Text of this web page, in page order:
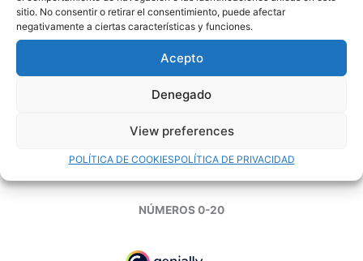
sitio. No consentir o retirar el consentimiento, puede afectar
negativamente a ciertas características y funciones.
Acepto
Denegado
View preferences
POLÍTICA DE COOKIESPOLÍTICA DE PRIVACIDAD
NÚMEROS 0-20